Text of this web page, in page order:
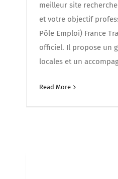
meilleur site
et votre objectif
Pôle Emploi) France
officiel. Il propose un
locales et un
Read More